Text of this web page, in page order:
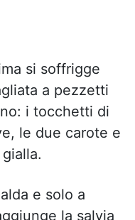
si soffrigge
a pezzetti
i tocchetti di
le due carote e
e solo a
la salvia